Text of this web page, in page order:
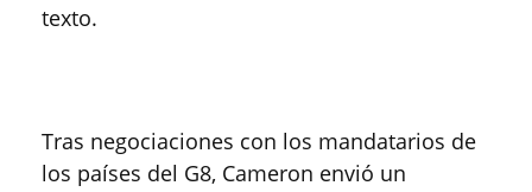
texto.
Tras negociaciones con los mandatarios de
los países del G8, Cameron envió un